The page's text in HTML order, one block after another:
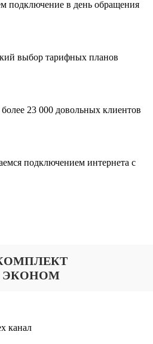
подключение в день обращения
выбор тарифных планов
23 000 довольных клиентов
подключением интернета с
ЭКОНОМ
канал